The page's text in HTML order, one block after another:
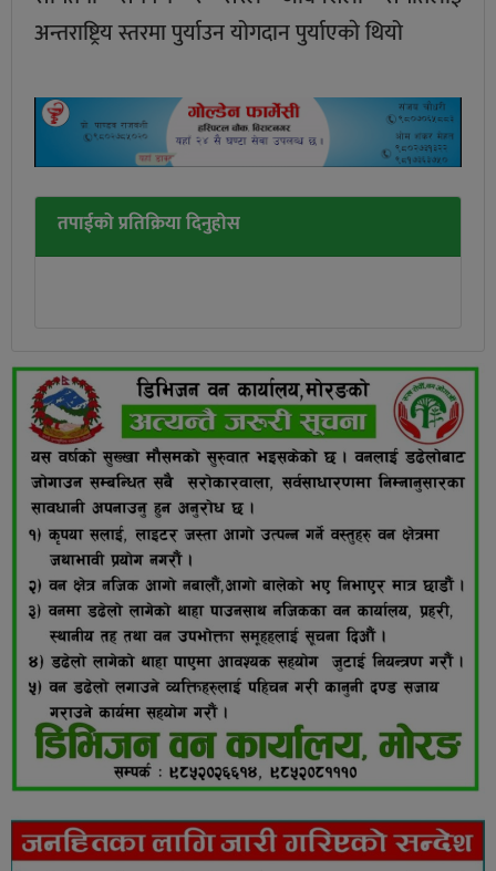
अन्तराष्ट्रिय स्तरमा पुर्याउन योगदान पुर्याएकाे थियो
तपाईको प्रतिक्रिया दिनुहोस